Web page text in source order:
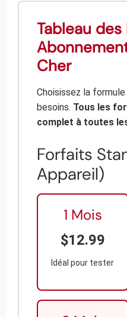
Tableau des
Cher
Choisissez la
besoins. Tous les
complet à toutes
Forfaits
Appareil)
1 Mois
$12.99
Idéal pour tester